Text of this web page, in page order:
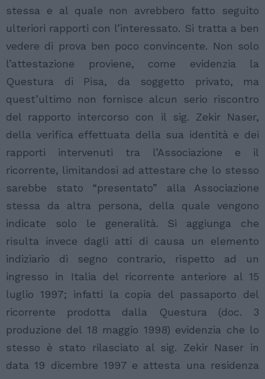
stessa e al quale non avrebbero fatto seguito
ulteriori rapporti con l’interessato. Si tratta a ben
vedere di prova ben poco convincente. Non solo
l’attestazione proviene, come evidenzia la
Questura di Pisa, da soggetto privato, ma
quest’ultimo non fornisce alcun serio riscontro
del rapporto intercorso con il sig. Zekir Naser,
della verifica effettuata della sua identità e dei
rapporti intervenuti tra l’Associazione e il
ricorrente, limitandosi ad attestare che lo stesso
sarebbe stato “presentato” alla Associazione
stessa da altra persona, della quale vengono
indicate solo le generalità. Si aggiunga che
risulta invece dagli atti di causa un elemento
indiziario di segno contrario, rispetto ad un
ingresso in Italia del ricorrente anteriore al 15
luglio 1997; infatti la copia del passaporto del
ricorrente prodotta dalla Questura (doc. 3
produzione del 18 maggio 1998) evidenzia che lo
stesso è stato rilasciato al sig. Zekir Naser in
data 19 dicembre 1997 e attesta una residenza